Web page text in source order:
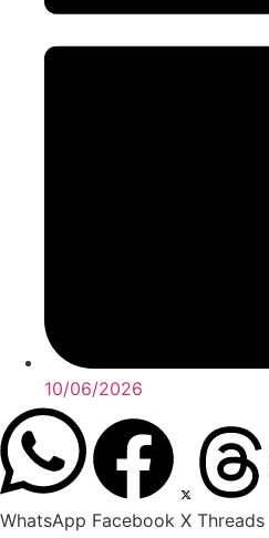
10/06/2026
WhatsApp Facebook X Threads